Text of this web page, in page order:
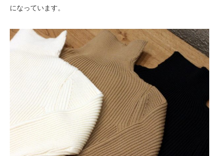
になっています。